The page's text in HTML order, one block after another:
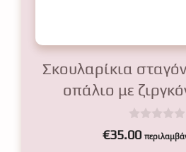
Σκουλαρίκια
οπάλιο με
0
o
€35.00